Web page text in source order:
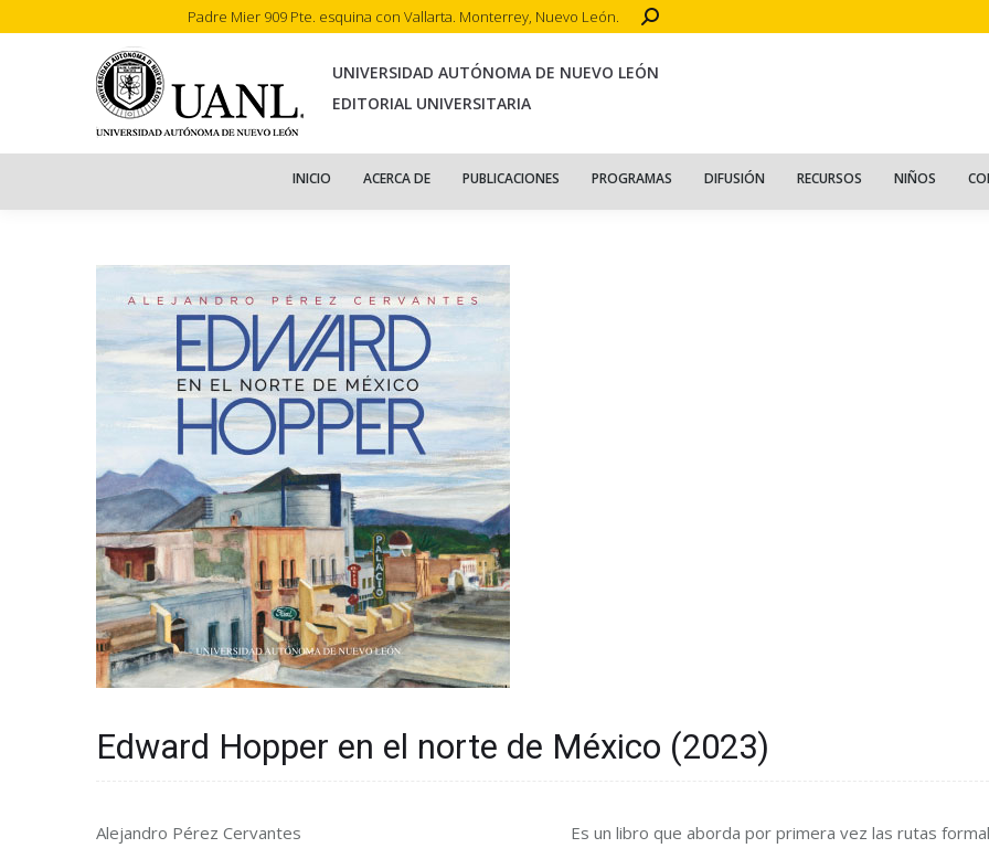
Padre Mier 909 Pte. esquina con Vallarta. Monterrey, Nuevo León. Search:
UNIVERSIDAD AUTÓNOMA DE NUEVO LEÓN
EDITORIAL UNIVERSITARIA
INICIO ACERCA DE PUBLICACIONES PROGRAMAS DIFUSIÓN RECURSOS NIÑOS
Edward Hopper en el norte de México (2023)
Alejandro Pérez Cervantes
Es un libro que aborda por primera vez las rutas
INICIO ACERCA DE PUBLICACIONES PROGRAMAS DIFUSIÓN